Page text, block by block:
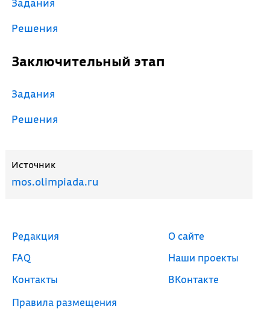
Решения
Заключительный этап
Задания
Решения
Источник
mos.olimpiada.ru
Редакция
FAQ
Контакты
Правила размещения
О сайте
Наши проекты
ВКонтакте